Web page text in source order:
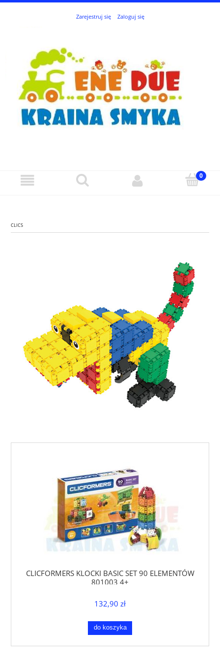
Zarejestruj się Zaloguj się
CLICS
CLICFORMERS KLOCKI BASIC SET 90 ELEMENTÓW
801003 4+
132,90 zł
do koszyka